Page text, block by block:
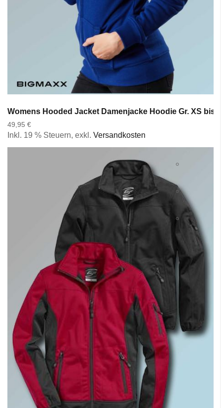
Womens Hooded Jacket Damenjacke Hoodie Gr. XS bis
49,95 €
Inkl. 19 % Steuern, exkl. Versandkosten